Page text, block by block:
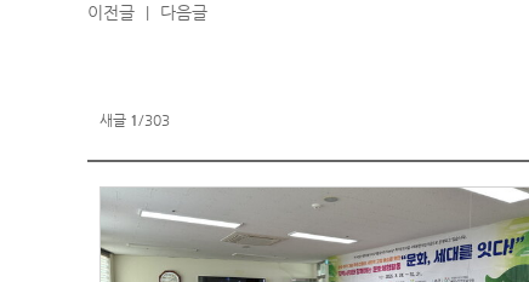
이전글 다음글
새글 1 /303